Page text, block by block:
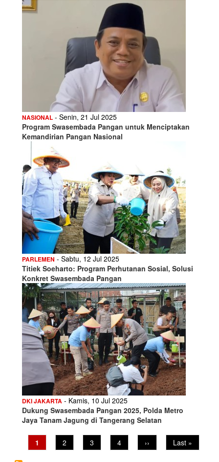
NASIONAL - Senin, 21 Jul 2025
Program Swasembada Pangan untuk Menciptakan
Kemandirian Pangan Nasional
PARLEMEN - Sabtu, 12 Jul 2025
Titiek Soeharto: Program Perhutanan Sosial, Solusi
Konkret Swasembada Pangan
DKI JAKARTA - Kamis, 10 Jul 2025
Dukung Swasembada Pangan 2025, Polda Metro
Jaya Tanam Jagung di Tangerang Selatan
Pagination
Current
page
1 Page
2 Page
3 Page
4
Next
page
››
Last
page
Last »